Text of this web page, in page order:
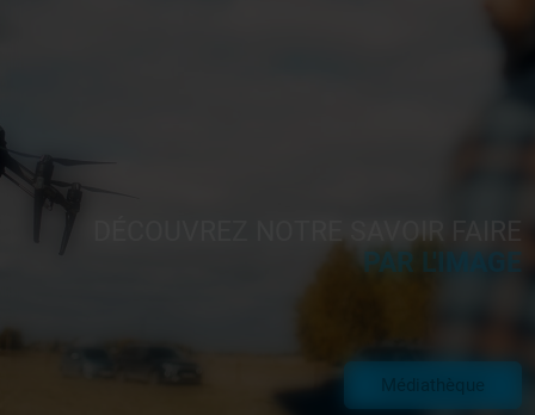
DÉCOUVREZ NOTRE SAVOIR FAIRE
PAR L'IMAGE
Médiathèque